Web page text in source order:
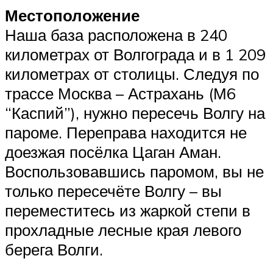
Местоположение
Наша база расположена в 240
километрах от Волгограда и в 1 209
километрах от столицы. Следуя по
трассе Москва – Астрахань (М6
“Каспий”), нужно пересечь Волгу на
пароме. Переправа находится не
доезжая посёлка Цаган Аман.
Воспользовавшись паромом, вы не
только пересечёте Волгу – вы
переместитесь из жаркой степи в
прохладные лесные края левого
берега Волги.